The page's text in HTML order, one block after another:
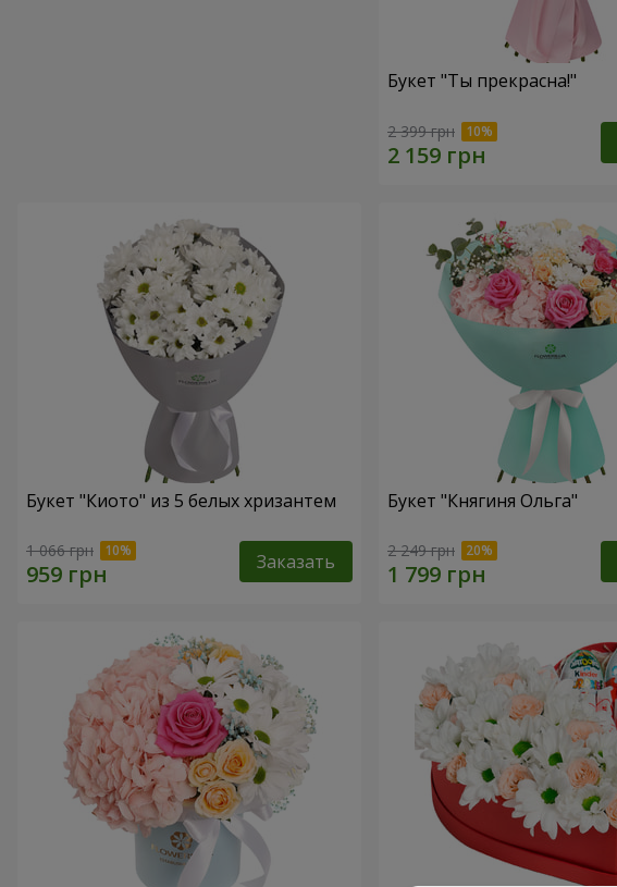
Букет "Ты прекрасна!"
2 399 грн
Букет "Киото" из 5 белых хризантем
1 066 грн Заказать
Букет "Княгиня Ольга"
2 249 грн